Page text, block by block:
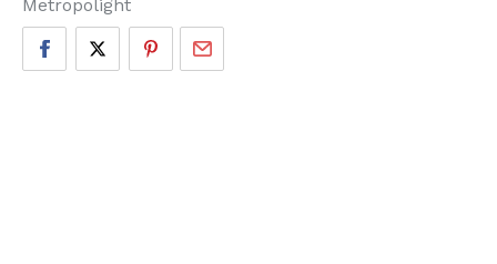
Metropolight